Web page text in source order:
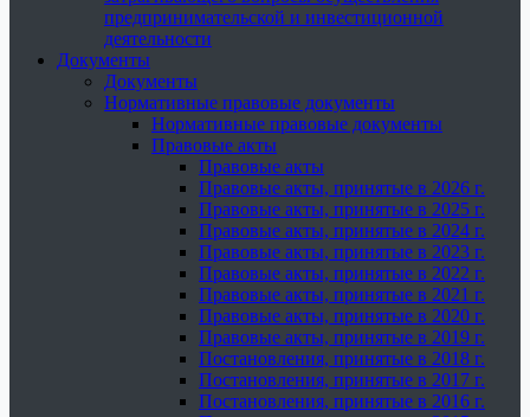
предпринимательской и инвестиционной
деятельности
Документы
Документы
Нормативные правовые документы
Нормативные правовые документы
Правовые акты
Правовые акты
Правовые акты, принятые в 2026 г.
Правовые акты, принятые в 2025 г.
Правовые акты, принятые в 2024 г.
Правовые акты, принятые в 2023 г.
Правовые акты, принятые в 2022 г.
Правовые акты, принятые в 2021 г.
Правовые акты, принятые в 2020 г.
Правовые акты, принятые в 2019 г.
Постановления, принятые в 2018 г.
Постановления, принятые в 2017 г.
Постановления, принятые в 2016 г.